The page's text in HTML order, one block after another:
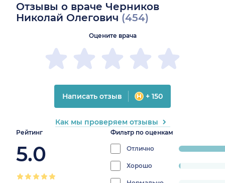
Отзывы о враче Черников
Николай Олегович (454)
Рейтинг
5.0
Фильтр по оценкам
Отлично
progress:
Хорошо
1.1013215859030838%
Оцените врача
Написать отзыв + 150
Как мы проверяем отзывы